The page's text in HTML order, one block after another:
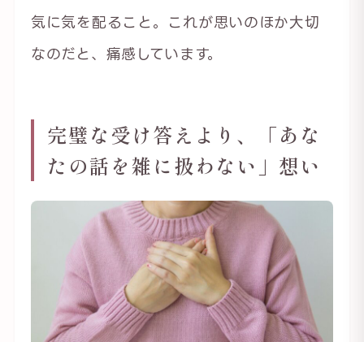
気に気を配ること。これが思いのほか大切
なのだと、痛感しています。
完璧な受け答えより、「あな
たの話を雑に扱わない」想い